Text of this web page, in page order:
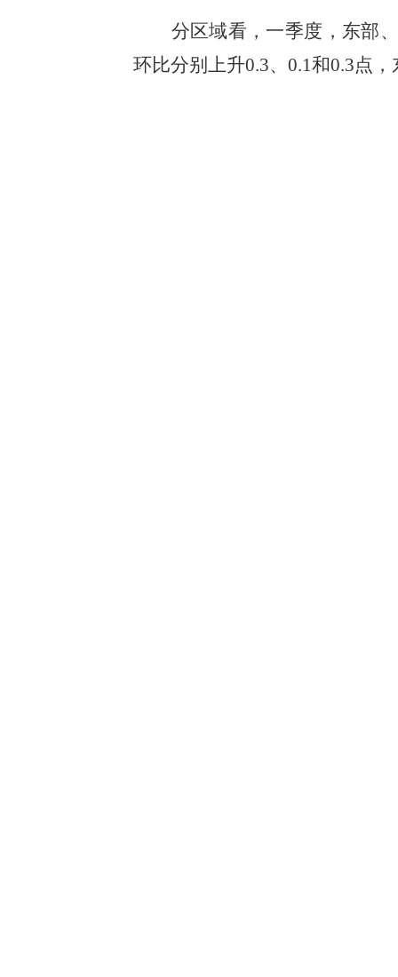
分区域看，一季度，东部
环比分别上升0.3、0.1和0.3点